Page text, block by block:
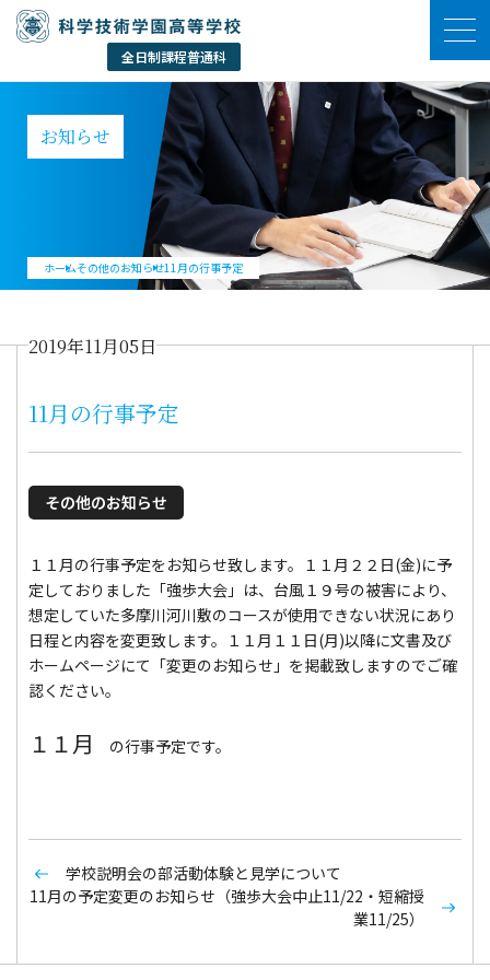
お知らせ
ホームその他のお知らせ11月の行事予定
2019年11月05日
11月の行事予定
その他のお知らせ
１１月の行事予定をお知らせ致します。１１月２２日(金)に予
定しておりました「強歩大会」は、台風１９号の被害により、
想定していた多摩川河川敷のコースが使用できない状況にあり
日程と内容を変更致します。１１月１１日(月)以降に文書及び
ホームページにて「変更のお知らせ」を掲載致しますのでご確
認ください。
１１月 の行事予定です。
学校説明会の部活動体験と見学について
11月の予定変更のお知らせ（強歩大会中止11/22・短縮授
業11/25）